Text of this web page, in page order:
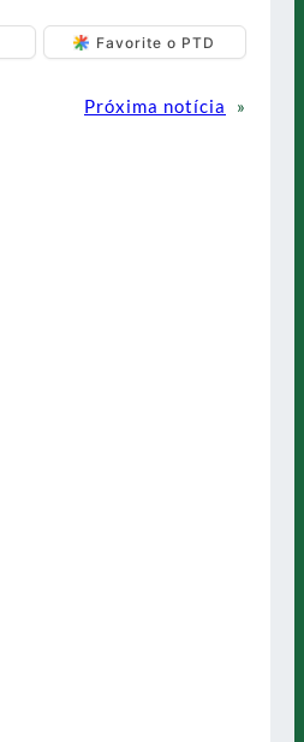
Favorite o PTD
Próxima notícia
»